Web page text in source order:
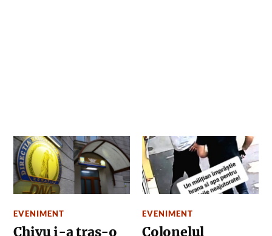
EVENIMENT
Chivu i-a tras-o
EVENIMENT
Colonelul